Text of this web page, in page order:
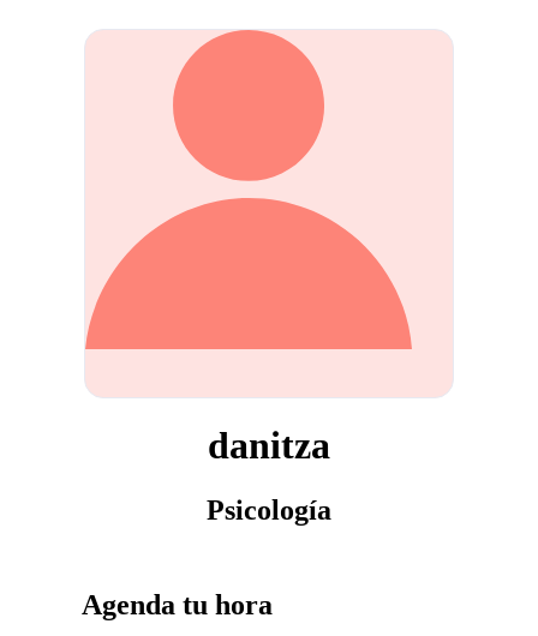
danitza
Psicología
Agenda tu hora